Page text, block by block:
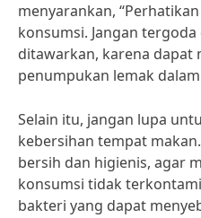
menyarankan,
konsumsi. Jangan
ditawarkan, karena dapat
penumpukan lemak
Selain itu, jangan lupa
kebersihan tempat
bersih dan higienis, agar
konsumsi tidak
bakteri yang dapat